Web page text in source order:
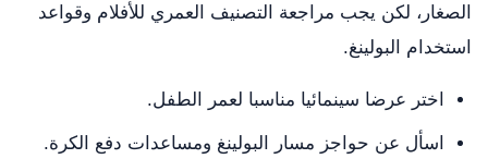
الصغار، لكن يجب مراجعة التصنيف العمري للأفلام وقواعد
استخدام البولينغ.
اختر عرضا سينمائيا مناسبا لعمر الطفل.
اسأل عن حواجز مسار البولينغ ومساعدات دفع الكرة.